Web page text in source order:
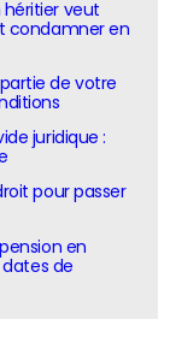
héritier veut
condamner en
de votre
juridique :
pour passer
en
dates de